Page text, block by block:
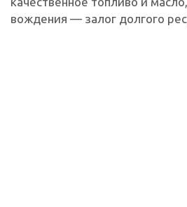
вождения — залог долгого